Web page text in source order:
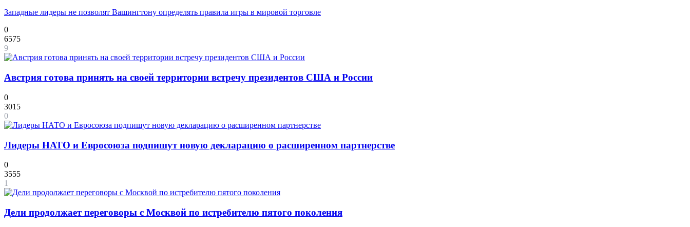
Западные лидеры не позволят Вашингтону определять правила игры в мировой торговле
0
6575
9
Австрия готова принять на своей территории встречу президентов США и России
0
3015
0
Лидеры НАТО и Евросоюза подпишут новую декларацию о расширенном партнерстве
0
3555
1
Дели продолжает переговоры с Москвой по истребителю пятого поколения